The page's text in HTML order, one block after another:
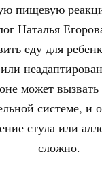
пищевую
Наталья
еду для
может
системе, и
стула или
сложно.